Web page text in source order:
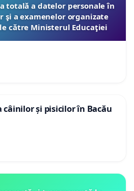
totală a datelor personale în
şi a examenelor organizate
către Ministerul Educaţiei
și pisicilor în Bacău